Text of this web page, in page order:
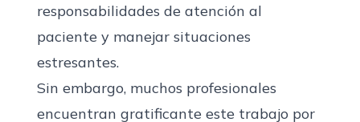
responsabilidades de atención al
paciente y manejar situaciones
estresantes.
Sin embargo, muchos profesionales
encuentran gratificante este trabajo por